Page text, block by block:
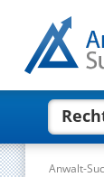
Anwalt-